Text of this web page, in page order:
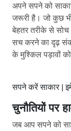
अपने सपने को
जरूरी है। जो कुछ
बेहतर तरीके से
सच करने का दृढ़
के मुश्किल पड़ावों
सपने करें साकार |
चुनौतियों पर
जब आप सपने को